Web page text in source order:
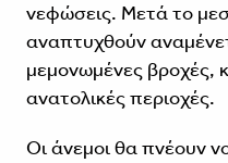
νεφώσεις. Μετά το
αναπτυχθούν
μεμονωμένες βροχές,
ανατολικές περιοχές.
Οι άνεμοι θα πνέουν